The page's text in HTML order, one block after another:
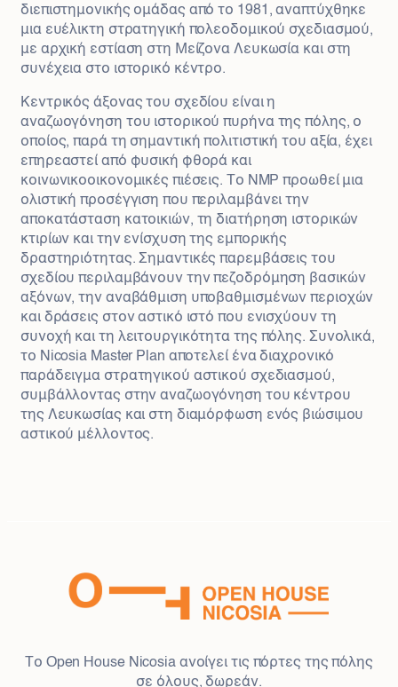
διεπιστημονικής ομάδας από το 1981, αναπτύχθηκε
μια ευέλικτη στρατηγική πολεοδομικού σχεδιασμού,
με αρχική εστίαση στη Μείζονα Λευκωσία και στη
συνέχεια στο ιστορικό κέντρο.
Κεντρικός άξονας του σχεδίου είναι η
αναζωογόνηση του ιστορικού πυρήνα της πόλης, ο
οποίος, παρά τη σημαντική πολιτιστική του αξία, έχει
επηρεαστεί από φυσική φθορά και
κοινωνικοοικονομικές πιέσεις. Το NMP προωθεί μια
ολιστική προσέγγιση που περιλαμβάνει την
αποκατάσταση κατοικιών, τη διατήρηση ιστορικών
κτιρίων και την ενίσχυση της εμπορικής
δραστηριότητας. Σημαντικές παρεμβάσεις του
σχεδίου περιλαμβάνουν την πεζοδρόμηση βασικών
αξόνων, την αναβάθμιση υποβαθμισμένων περιοχών
και δράσεις στον αστικό ιστό που ενισχύουν τη
συνοχή και τη λειτουργικότητα της πόλης. Συνολικά,
το Nicosia Master Plan αποτελεί ένα διαχρονικό
παράδειγμα στρατηγικού αστικού σχεδιασμού,
συμβάλλοντας στην αναζωογόνηση του κέντρου
της Λευκωσίας και στη διαμόρφωση ενός βιώσιμου
αστικού μέλλοντος.
Το Open House Nicosia ανοίγει τις πόρτες της πόλης
σε όλους, δωρεάν.